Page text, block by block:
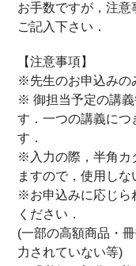
お手数ですが，注
ご記入下さい．
【注意事項】
※先生のお申込みの
※ 御担当予定の講義
す．一つの講義につ
す．
※入力の際，半角カ
ますので，使用しな
※お申込みに応じら
ください．
(一部の高額商品・
力されていない等)